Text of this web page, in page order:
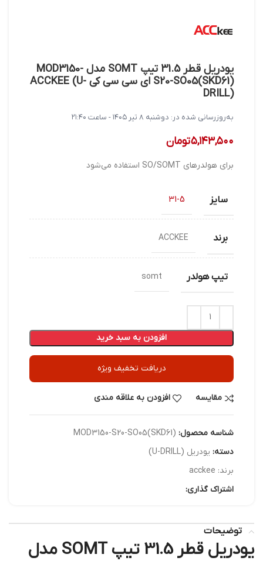
یودریل قطر 31.5 تیپ SOMT مدل MOD3150-
S20-SO05(SKD61) ای سی سی کی ACCKEE (U-
DRILL)
به‌روزرسانی شده در: دوشنبه ۸ تیر ۱۴۰۵ - ساعت ۲۱:۴۰
۵,۱۴۳,۵۰۰تومان
برای هولدرهای SO/SOMT استفاده می‌شود
سایز 31-5
برند ACCKEE
تیپ هولدر somt
افزودن به سبد خرید
دریافت تخفیف ویژه
مقایسه افزودن به علاقه مندی
شناسه محصول: MOD3150-S20-SO05(SKD61)
دسته: یودریل (U-DRILL)
برند: acckee
اشتراک گذاری:
توضیحات
یودریل قطر 31.5 تیپ SOMT مدل